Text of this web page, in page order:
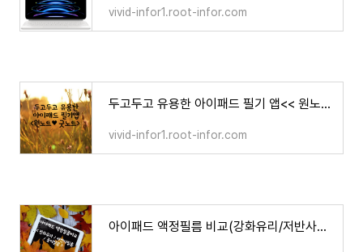
vivid-infor1.root-infor.com
두고두고 유용한 아이패드 필기 앱<< 원노트와 굿노트 >>
vivid-infor1.root-infor.com
아이패드 액정필름 비교(강화유리/저반사필름/종이질감)